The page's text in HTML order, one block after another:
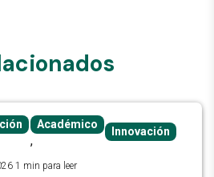
Académico
,
Innovación
1 min para leer